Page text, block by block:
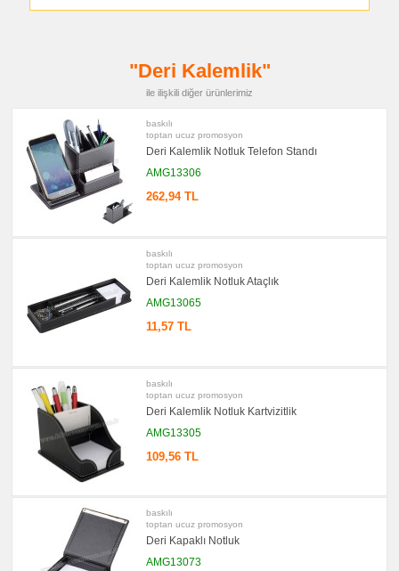
"Deri Kalemlik"
ile ilişkili diğer ürünlerimiz
baskılı
toptan ucuz promosyon
Deri Kalemlik Notluk Telefon Standı
AMG13306
262,94 TL
baskılı
toptan ucuz promosyon
Deri Kalemlik Notluk Ataçlık
AMG13065
11,57 TL
baskılı
toptan ucuz promosyon
Deri Kalemlik Notluk Kartvizitlik
AMG13305
109,56 TL
baskılı
toptan ucuz promosyon
Deri Kapaklı Notluk
AMG13073
Kalem
Radyo
promosyon
Takvim
Bloknot
promosyon
Bardak
Evrak
Çantası
&
Sekreter
Seti
&
Sümen
Takımı
promosyon
Yapışkan
Notluk
Seti
Tutucu
promosyon
Bilgisayar
Aksesuarları